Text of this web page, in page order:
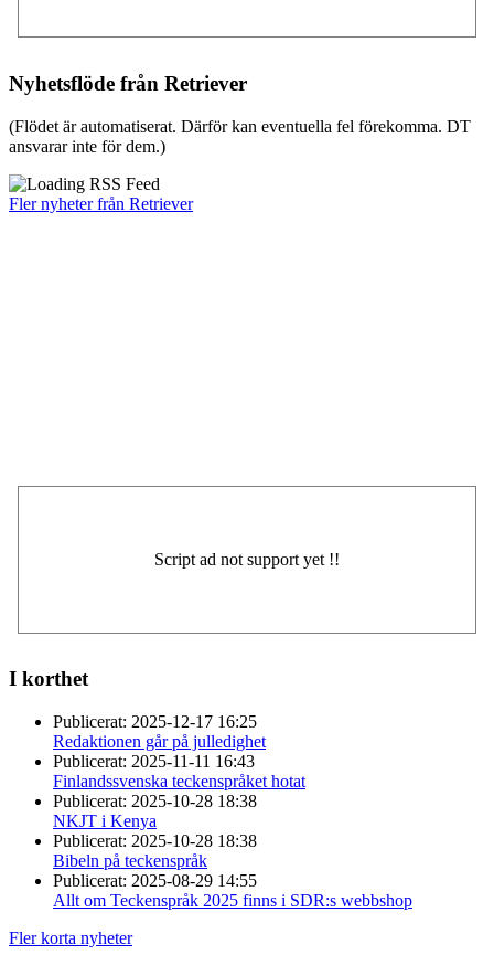
Nyhetsflöde från Retriever
(Flödet är automatiserat. Därför kan eventuella fel förekomma. DT
ansvarar inte för dem.)
Fler nyheter från Retriever
I korthet
Publicerat: 2025-12-17 16:25
Redaktionen går på julledighet
Publicerat: 2025-11-11 16:43
Finlandssvenska teckenspråket hotat
Publicerat: 2025-10-28 18:38
NKJT i Kenya
Publicerat: 2025-10-28 18:38
Bibeln på teckenspråk
Publicerat: 2025-08-29 14:55
Allt om Teckenspråk 2025 finns i SDR:s webbshop
Fler korta nyheter